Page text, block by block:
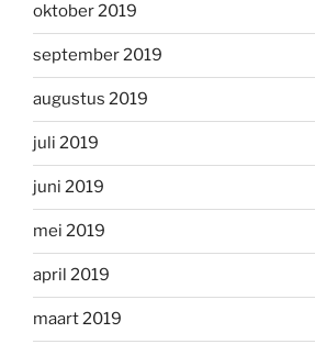
oktober 2019
september 2019
augustus 2019
juli 2019
juni 2019
mei 2019
april 2019
maart 2019